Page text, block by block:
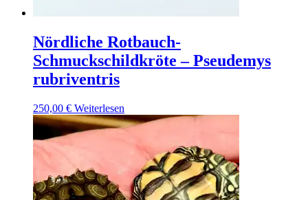
Nördliche Rotbauch-
Schmuckschildkröte – Pseudemys
rubriventris
250,00 € Weiterlesen